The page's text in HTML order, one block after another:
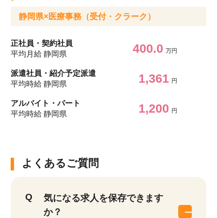
静岡県×医療事務（受付・クラーク）
正社員・契約社員
平均月給 静岡県
400.0 万円
派遣社員・紹介予定派遣
平均時給 静岡県
1,361 円
アルバイト・パート
平均時給 静岡県
1,200 円
よくあるご質問
気になる求人を保存できます
か？